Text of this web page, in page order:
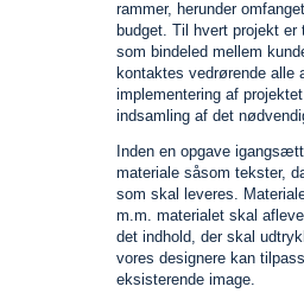
rammer, herunder
budget. Til hvert projekt
som bindeled mellem
kontaktes vedrørende alle
implementering af
indsamling af det
Inden en opgave
materiale såsom tekster,
som skal leveres.
m.m. materialet skal
det indhold, der skal
vores designere kan
eksisterende image.